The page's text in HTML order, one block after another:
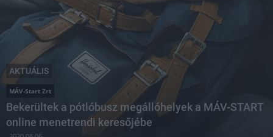
AKTUÁLIS
MÁV-Start Zrt
Bekerültek a pótlóbusz megállóhelyek a MÁV-START
online menetrendi keresőjébe